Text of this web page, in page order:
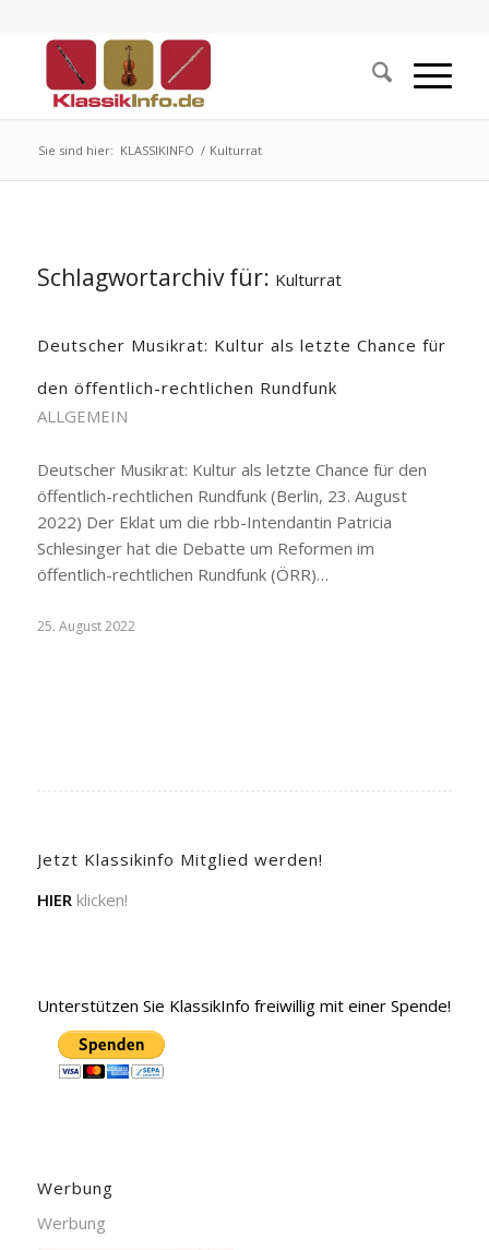
Sie sind hier: KLASSIKINFO / Kulturrat
Schlagwortarchiv für: Kulturrat
Deutscher Musikrat: Kultur als letzte Chance für
den öffentlich-rechtlichen Rundfunk
ALLGEMEIN
Deutscher Musikrat: Kultur als letzte Chance für den
öffentlich-rechtlichen Rundfunk (Berlin, 23. August
2022) Der Eklat um die rbb-Intendantin Patricia
Schlesinger hat die Debatte um Reformen im
öffentlich-rechtlichen Rundfunk (ÖRR)…
25. August 2022
Jetzt Klassikinfo Mitglied werden!
HIER klicken!
Unterstützen Sie KlassikInfo freiwillig mit einer Spende!
Werbung
Werbung